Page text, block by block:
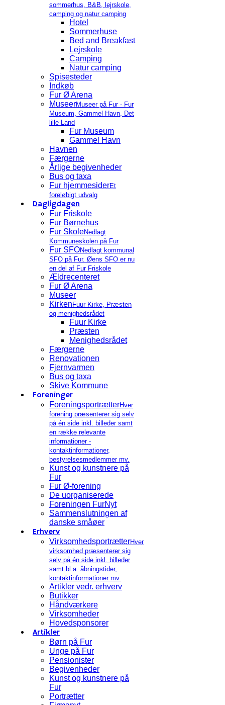
sommerhus, B&B, lejrskole,
camping og natur camping
Hotel
Sommerhuse
Bed and Breakfast
Lejrskole
Camping
Natur camping
Spisesteder
Indkøb
Fur Ø Arena
MuseerMuseer på Fur - Fur
Museum, Gammel Havn, Det
lille Land
Fur Museum
Gammel Havn
Havnen
Færgerne
Årlige begivenheder
Bus og taxa
Fur hjemmesiderEt
foreløbigt udvalg
Dagligdagen
Fur Friskole
Fur Børnehus
Fur SkoleNedlagt
Kommuneskolen på Fur
Fur SFONedlagt kommunal
SFO på Fur. Øens SFO er nu
en del af Fur Friskole
Ældrecenteret
Fur Ø Arena
Museer
Kirken Fuur Kirke, Præsten
og menighedsrådet
Fuur Kirke
Præsten
Menighedsrådet
Færgerne
Renovationen
Fjernvarmen
Bus og taxa
Skive Kommune
Foreninger
ForeningsportrætterHver
forening præsenterer sig selv
på én side inkl. billeder samt
en række relevante
informationer -
kontaktinformationer,
bestyrelsesmedlemmer mv.
Kunst og kunstnere på
Fur
Fur Ø-forening
De uorganiserede
Foreningen FurNyt
Sammenslutningen af
danske småøer
Erhverv
VirksomhedsportrætterHver
virksomhed præsenterer sig
selv på én side inkl. billeder
samt bl.a. åbningstider,
kontaktinformationer mv.
Artikler vedr. erhverv
Butikker
Håndværkere
Virksomheder
Hovedsponsorer
Artikler
Børn på Fur
Unge på Fur
Pensionister
Begivenheder
Kunst og kunstnere på
Fur
Portrætter